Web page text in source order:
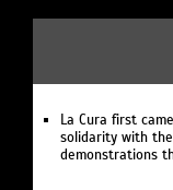
La Cura first
solidarity with
demonstrations